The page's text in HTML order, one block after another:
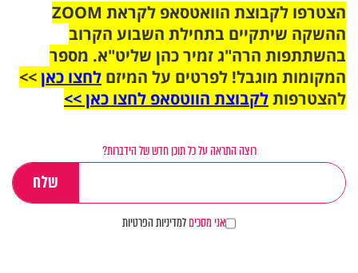
הצטרפו לקבוצת הוואטסאפ לקראת ZOOM
ההשקה שיתקיים בתחילת השבוע הקרוב
בהשתתפות הרה"ג זמיר כהן שליט"א. מספר
המקומות מוגבל! לפרטים על המיזם לחצו כאן>>
להצטרפותלקבוצת הווטסאפ לחצו כאן >>
רוצה התראה על כל תוכן חדש של הידברות?
אני מסכיםלמדיניות הפרטיות